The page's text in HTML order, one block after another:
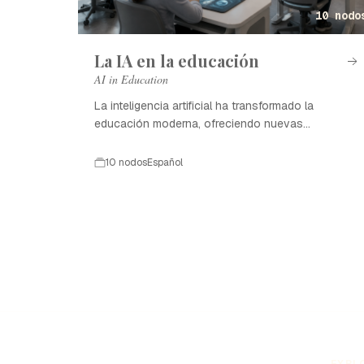
10
La IA en la educación
AI in Education
La inteligencia artificial ha transformado la
educación moderna, ofreciendo nuevas
10 nodosEspañol